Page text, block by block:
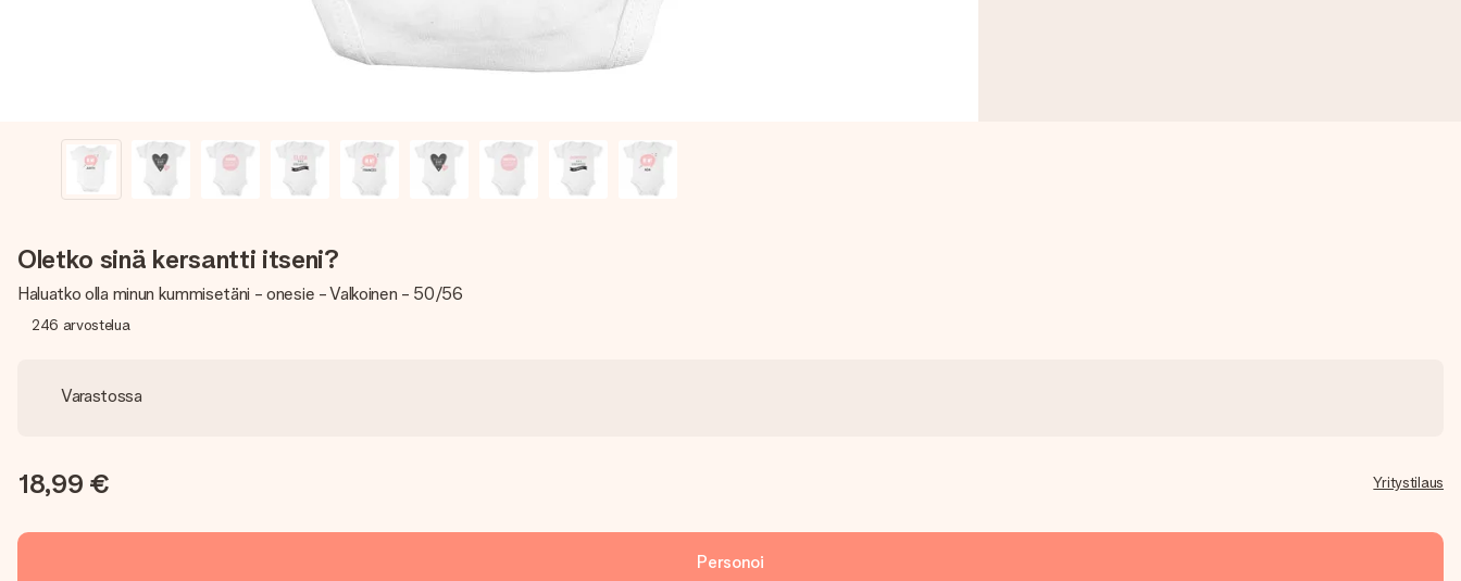
Oletko sinä kersantti itseni?
Haluatko olla minun kummisetäni - onesie - Valkoinen - 50/56
246 arvostelua
Varastossa
18,99 € Yritystilaus
Personoi